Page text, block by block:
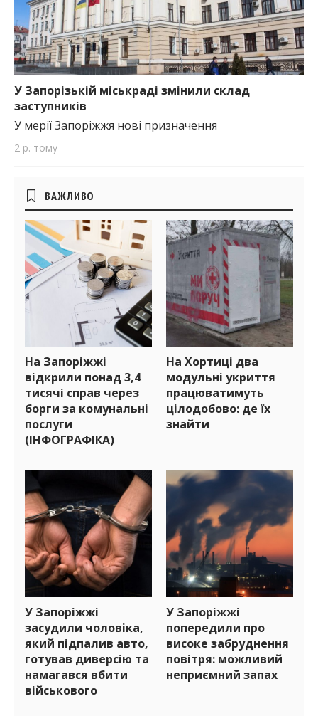
У Запорізькій міськраді змінили склад
заступників
У мерії Запоріжжя нові призначення
2 р. тому
Бічні
віджети
ВАЖЛИВО
На Запоріжжі
відкрили понад 3,4
тисячі справ через
борги за комунальні
послуги
(ІНФОГРАФІКА)
На Хортиці два
модульні укриття
працюватимуть
цілодобово: де їх
знайти
У Запоріжжі
засудили чоловіка,
який підпалив авто,
готував диверсію та
намагався вбити
військового
У Запоріжжі
попередили про
високе забруднення
повітря: можливий
неприємний запах